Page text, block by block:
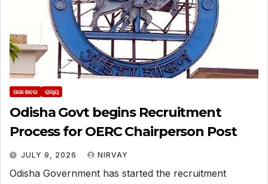
ତାଜା ଖବର ରାଜ୍ୟ
Odisha Govt begins Recruitment
Process for OERC Chairperson Post
JULY 9, 2026 NIRVAY
Odisha Government has started the recruitment